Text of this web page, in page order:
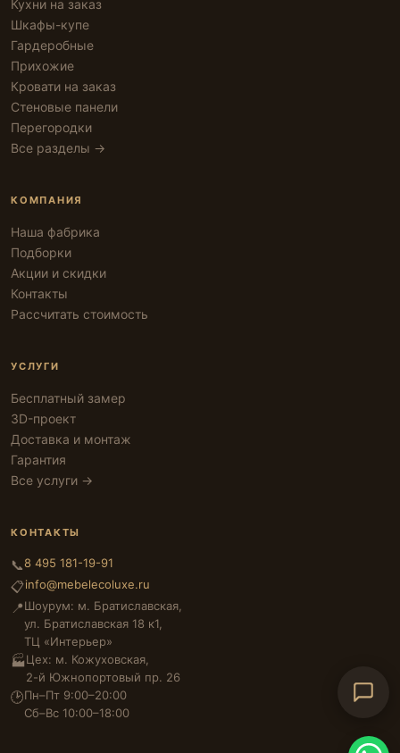
Кухни на заказ
Шкафы-купе
Гардеробные
Прихожие
Кровати на заказ
Стеновые панели
Перегородки
Все разделы →
КОМПАНИЯ
Наша фабрика
Подборки
Акции и скидки
Контакты
Рассчитать стоимость
УСЛУГИ
Бесплатный замер
3D-проект
Доставка и монтаж
Гарантия
Все услуги →
КОНТАКТЫ
📞8 495 181-19-91
📋info@mebelecoluxe.ru
📍Шоурум: м. Братиславская,
ул. Братиславская 18 к1,
ТЦ «Интерьер»
🏭Цех: м. Кожуховская,
2-й Южнопортовый пр. 26
🕑Пн–Пт 9:00–20:00
Сб–Вс 10:00–18:00